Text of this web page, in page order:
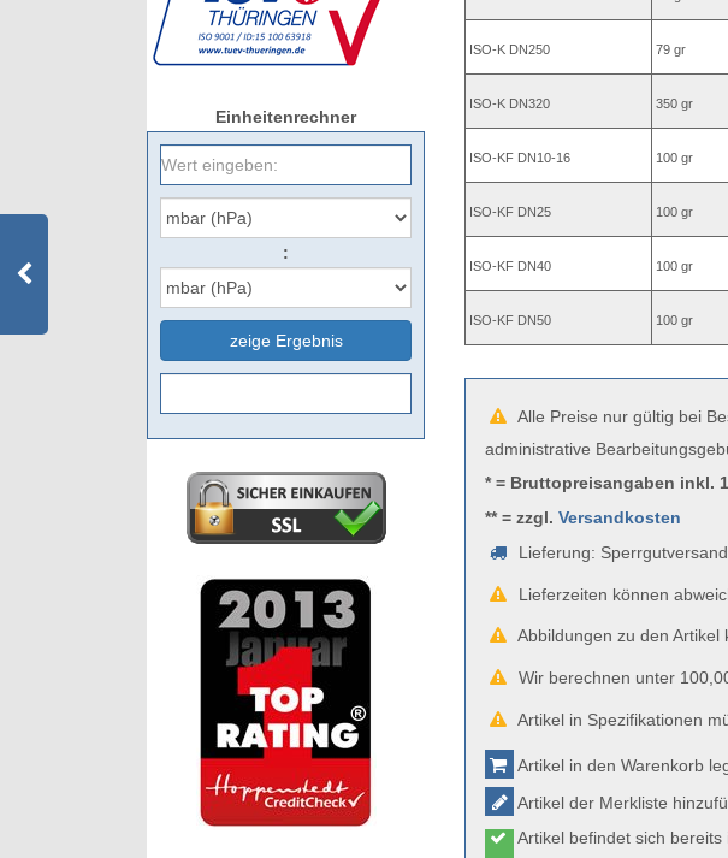
Einheitenrechner
:
zeige Ergebnis
ISO-K DN250 79 gr
ISO-K DN320 350 gr
ISO-KF DN10-16 100 gr
ISO-KF DN25 100 gr
ISO-KF DN40 100 gr
ISO-KF DN50 100 gr
Alle Preise nur gültig bei
administrative
* = Bruttopreisangaben inkl.
** = zzgl.Versandkosten
Lieferung: Sperrgutversand
Lieferzeiten können
Abbildungen zu den Artikel
Wir berechnen unter
Artikel in Spezifikationen
Artikel in den Warenkorb
Artikel der Merkliste
Artikel befindet sich